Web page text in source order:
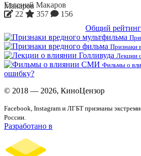
Евгений Макаров
22
357
156
Общий рейтинг
Признаки
Лекции
Фильмы о
ошибку?
© 2018 — 2026, КиноЦензор
Facebook, Instagram и ЛГБТ признаны
России.
Разработано в